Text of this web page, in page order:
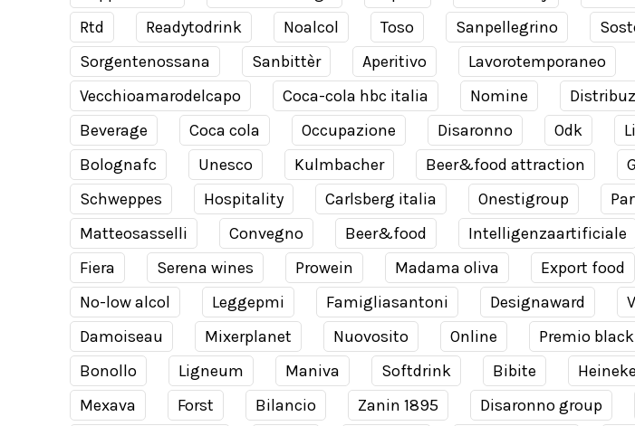
Rtd
Readytodrink Noalcol Toso Sanpellegrino
Sorgentenossana
Sanbittèr Aperitivo Lavorotemporaneo
Vecchioamarodelcapo
Coca-cola hbc italia Nomine
Beverage
Coca cola Occupazione Disaronno Odk
Bolognafc
Unesco Kulmbacher Beer&food attraction
Schweppes
Hospitality Carlsberg italia Onestigroup
Matteosasselli
Convegno Beer&food Intelligenzaartificiale
Fiera
Serena wines Prowein Madama oliva Export food
No-low alcol
Leggepmi Famigliasantoni Designaward
Damoiseau
Mixerplanet Nuovosito Online Premio black
Bonollo
Ligneum Maniva Softdrink Bibite
Mexava
Forst Bilancio Zanin 1895 Disaronno group